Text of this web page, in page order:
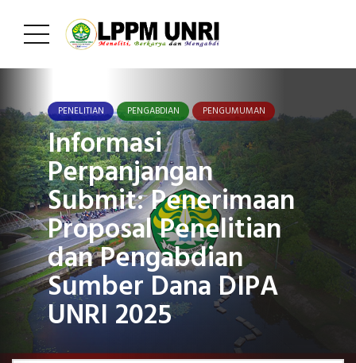
PENELITIAN PENGABDIAN PENGUMUMAN
Informasi
Perpanjangan
Submit: Penerimaan
Proposal Penelitian
dan Pengabdian
Sumber Dana DIPA
UNRI 2025